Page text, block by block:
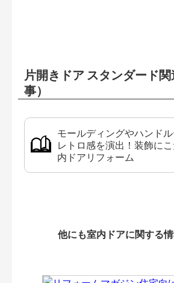
片開きドア スタンダード
事）
モールディングやハンド
レトロ感を演出！装飾に
内ドアリフォーム
他にも室内ドアに関する